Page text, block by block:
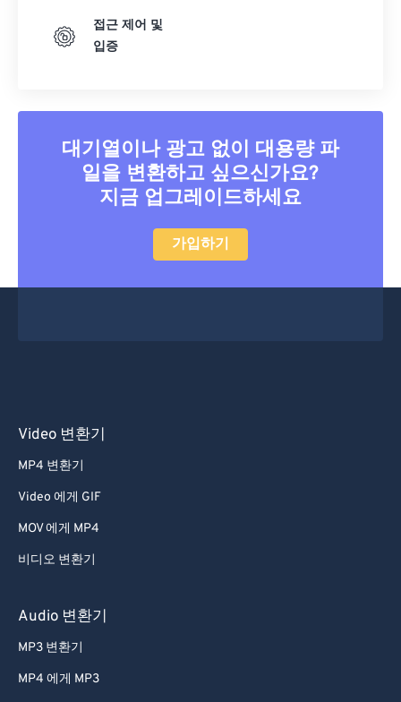
접근 제어 및
입증
대기열이나 광고 없이 대용량 파
일을 변환하고 싶으신가요?
지금 업그레이드하세요
가입하기
Video 변환기
MP4 변환기
Video 에게 GIF
MOV 에게 MP4
비디오 변환기
Audio 변환기
MP3 변환기
MP4 에게 MP3